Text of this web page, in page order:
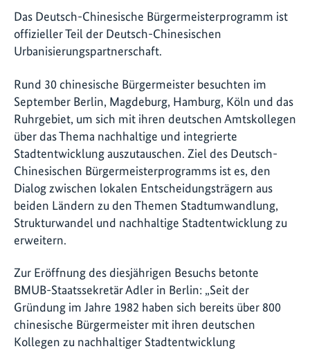
Das Deutsch-Chinesische Bürgermeisterprogramm ist
offizieller Teil der Deutsch-Chinesischen
Urbanisierungspartnerschaft.
Rund 30 chinesische Bürgermeister besuchten im
September Berlin, Magdeburg, Hamburg, Köln und das
Ruhrgebiet, um sich mit ihren deutschen Amtskollegen
über das Thema nachhaltige und integrierte
Stadtentwicklung auszutauschen. Ziel des Deutsch-
Chinesischen Bürgermeisterprogramms ist es, den
Dialog zwischen lokalen Entscheidungsträgern aus
beiden Ländern zu den Themen Stadtumwandlung,
Strukturwandel und nachhaltige Stadtentwicklung zu
erweitern.
Zur Eröffnung des diesjährigen Besuchs betonte
BMUB-Staatssekretär Adler in Berlin: „Seit der
Gründung im Jahre 1982 haben sich bereits über 800
chinesische Bürgermeister mit ihren deutschen
Kollegen zu nachhaltiger Stadtentwicklung